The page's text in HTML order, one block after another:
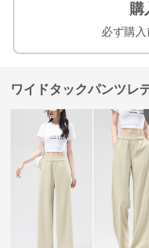
購
必ず購入
ワイドタックパンツレ